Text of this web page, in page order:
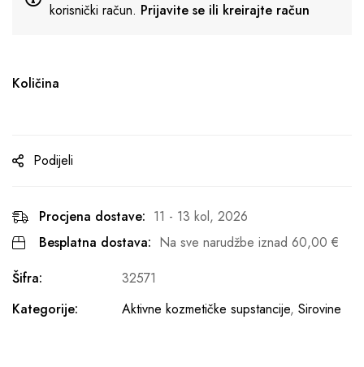
korisnički račun. Prijavite se ili kreirajte račun
Količina
Podijeli
Procjena dostave: 11 - 13 kol, 2026
Besplatna dostava: Na sve narudžbe iznad 60,00 €
Šifra:
32571
Kategorije:
Aktivne kozmetičke supstancije, Sirovine